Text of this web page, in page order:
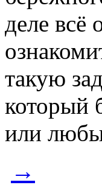
деле всё
такую
который
или
→